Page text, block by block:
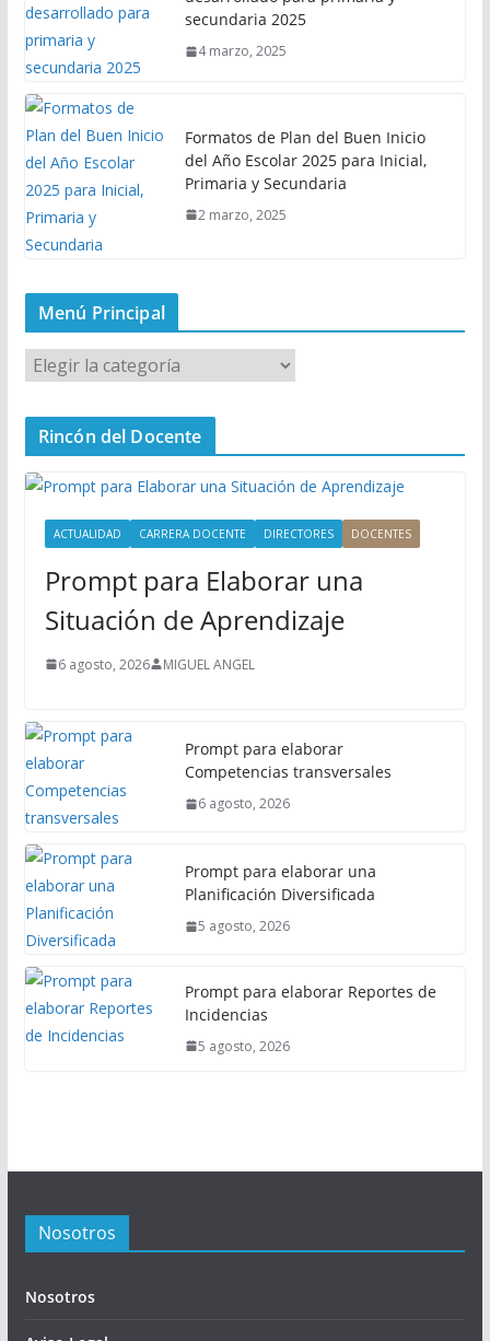
secundaria 2025
4 marzo, 2025
Formatos de Plan del Buen Inicio
del Año Escolar 2025 para Inicial,
Primaria y Secundaria
2 marzo, 2025
Menú Principal
M
e
n
P
Rincón del Docente
ACTUALIDAD CARRERA DOCENTE DIRECTORES DOCENTES
Prompt para Elaborar una
Situación de Aprendizaje
6 agosto, 2026 MIGUEL ANGEL
Prompt para elaborar
Competencias transversales
6 agosto, 2026
Prompt para elaborar una
Planificación Diversificada
5 agosto, 2026
Prompt para elaborar Reportes de
Incidencias
5 agosto, 2026
Nosotros
Nosotros